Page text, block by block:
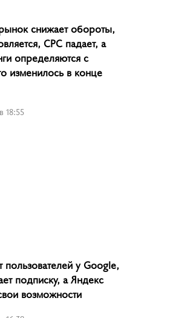
снижает обороты,
CPC падает, а
определяются с
изменилось в конце
18:55
пользователей у Google,
подписку, а Яндекс
возможности